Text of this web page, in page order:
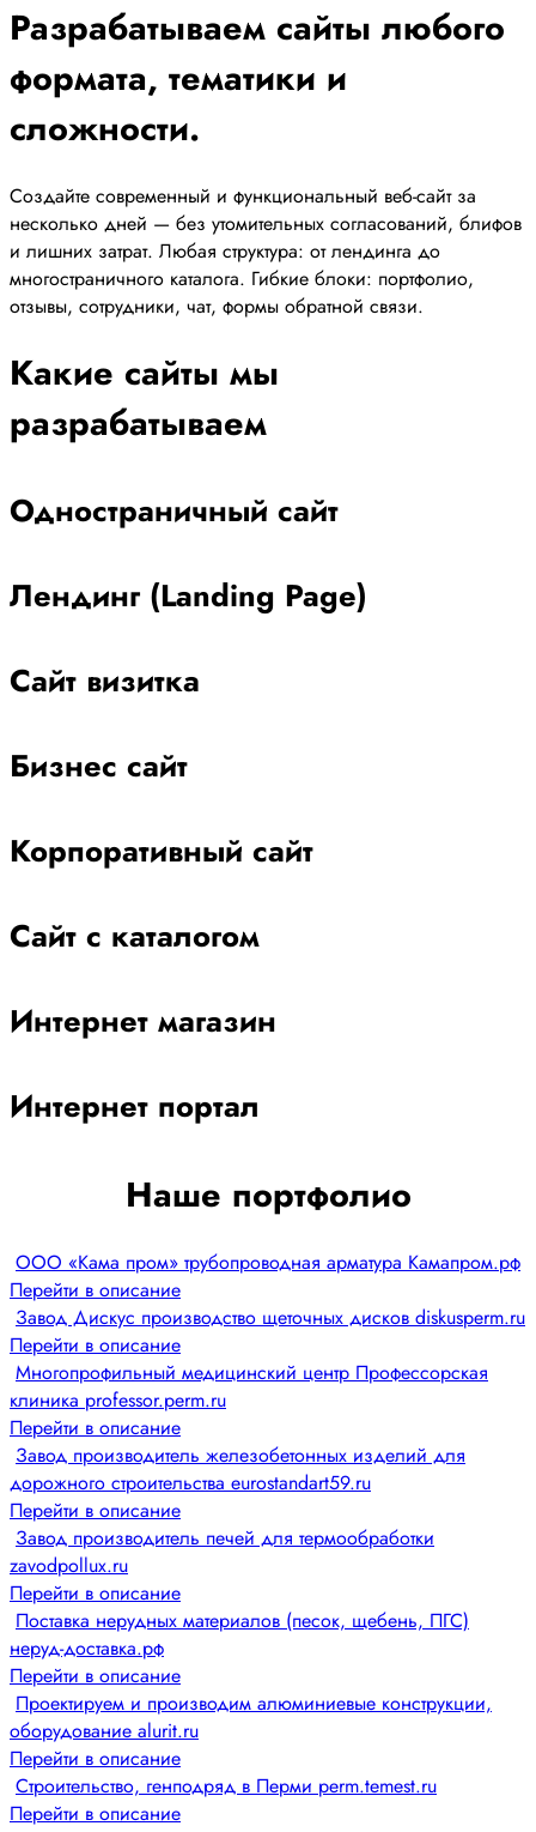
Разрабатываем сайты любого
формата, тематики и
сложности.
Создайте современный и функциональный веб-сайт за
несколько дней — без утомительных согласований, блифов
и лишних затрат. Любая структура: от лендинга до
многостраничного каталога. Гибкие блоки: портфолио,
отзывы, сотрудники, чат, формы обратной связи.
Какие сайты мы
разрабатываем
Одностраничный сайт
Лендинг (Landing Page)
Сайт визитка
Бизнес сайт
Корпоративный сайт
Сайт с каталогом
Интернет магазин
Интернет портал
Наше портфолио
ООО «Кама пром» трубопроводная арматура Камапром.рф
Перейти в описание
Завод Дискус производство щеточных дисков diskusperm.ru
Перейти в описание
Многопрофильный медицинский центр Профессорская
клиника professor.perm.ru
Перейти в описание
Завод производитель железобетонных изделий для
дорожного строительства eurostandart59.ru
Перейти в описание
Завод производитель печей для термообработки
zavodpollux.ru
Перейти в описание
Поставка нерудных материалов (песок, щебень, ПГС)
неруд-доставка.рф
Перейти в описание
Проектируем и производим алюминиевые конструкции,
оборудование alurit.ru
Перейти в описание
Строительство, генподряд в Перми perm.temest.ru
Перейти в описание